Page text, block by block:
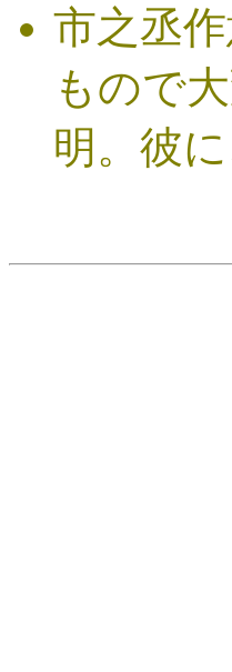
市之丞
もので
明。彼